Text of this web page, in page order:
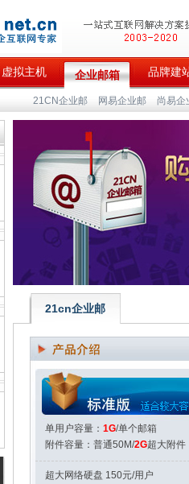
虚拟主机 企业邮箱 品牌建
21CN企业邮 网易企业邮 尚易企
21cn企业邮
单用户容量： 1G/单个邮箱
附件容量：普通50M/2G超大附件
超大网络硬盘 150元/用户